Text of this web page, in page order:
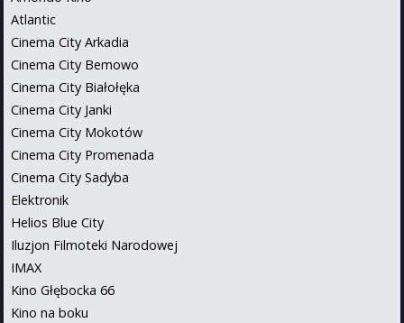
Atlantic
Cinema City Arkadia
Cinema City Bemowo
Cinema City Białołęka
Cinema City Janki
Cinema City Mokotów
Cinema City Promenada
Cinema City Sadyba
Elektronik
Helios Blue City
Iluzjon Filmoteki Narodowej
IMAX
Kino Głębocka 66
Kino na boku